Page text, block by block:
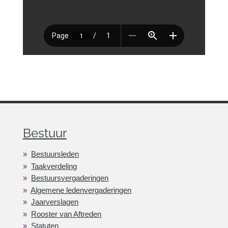
Bestuur
Bestuursleden
Taakverdeling
Bestuursvergaderingen
Algemene ledenvergaderingen
Jaarverslagen
Rooster van Aftreden
Statuten